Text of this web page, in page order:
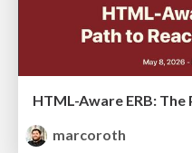
marcoroth